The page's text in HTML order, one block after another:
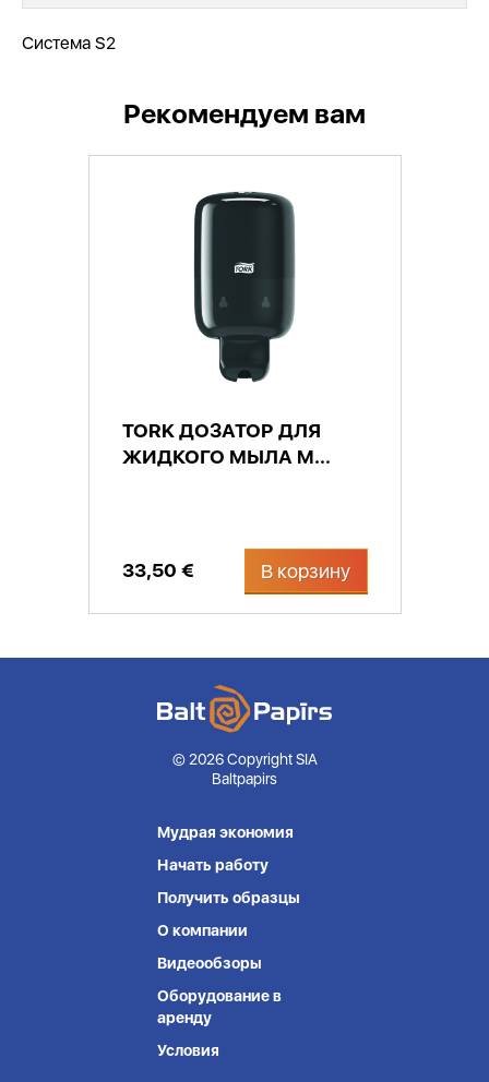
Система S2
Рекомендуем вам
TORK ДОЗАТОР ДЛЯ
ЖИДКОГО МЫЛА M...
33,50 € В корзину
© 2026 Copyright SIA
Baltpapirs
Мудрая экономия
Начать работу
Получить образцы
О компании
Видеообзоры
Оборудование в
аренду
Условия